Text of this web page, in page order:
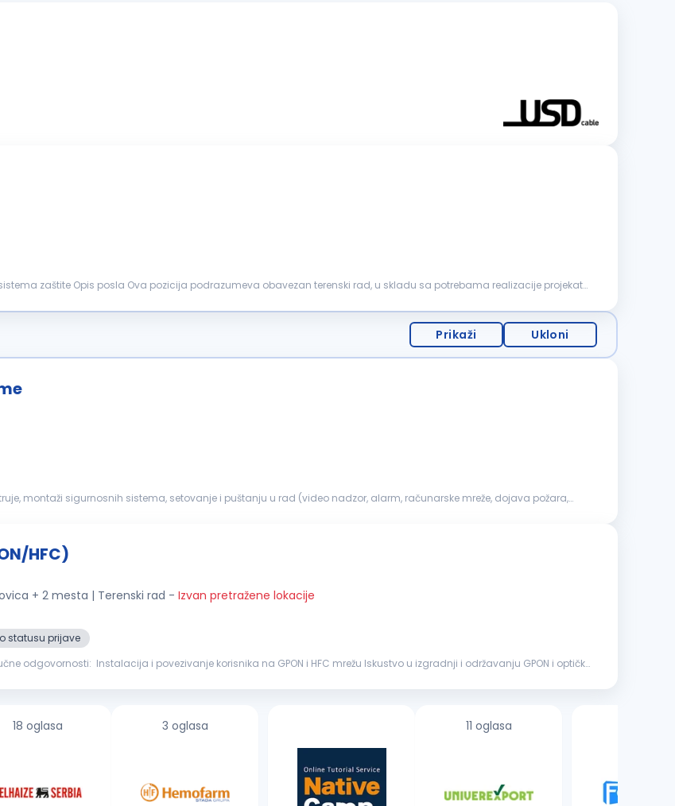
zaštite Opis posla Ova pozicija podrazumeva obavezan terenski rad, u skladu sa potrebama realizacije projekata.
Prikaži Ukloni
HFC)
+ 2 mesta | Terenski rad - Izvan pretražene lokacije
statusu prijave
i povezivanje korisnika na GPON i HFC mrežu Iskustvo u izgradnji i održavanju GPON i optičke
18 oglasa 3 oglasa 11 oglasa